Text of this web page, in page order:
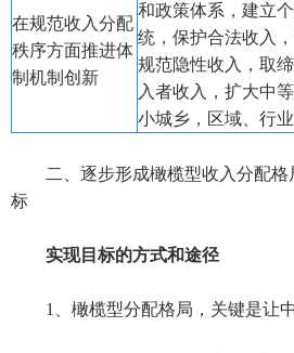
在规范收入分配
秩序方面推进体
制机制创新
和政策体系，建立
统，保护合法收入
规范隐性收入，取
入者收入，扩大中
小城乡，区域、行
二、逐步形成橄榄型收入分配格
标
实现目标的方式和途径
1、橄榄型分配格局，关键是让中